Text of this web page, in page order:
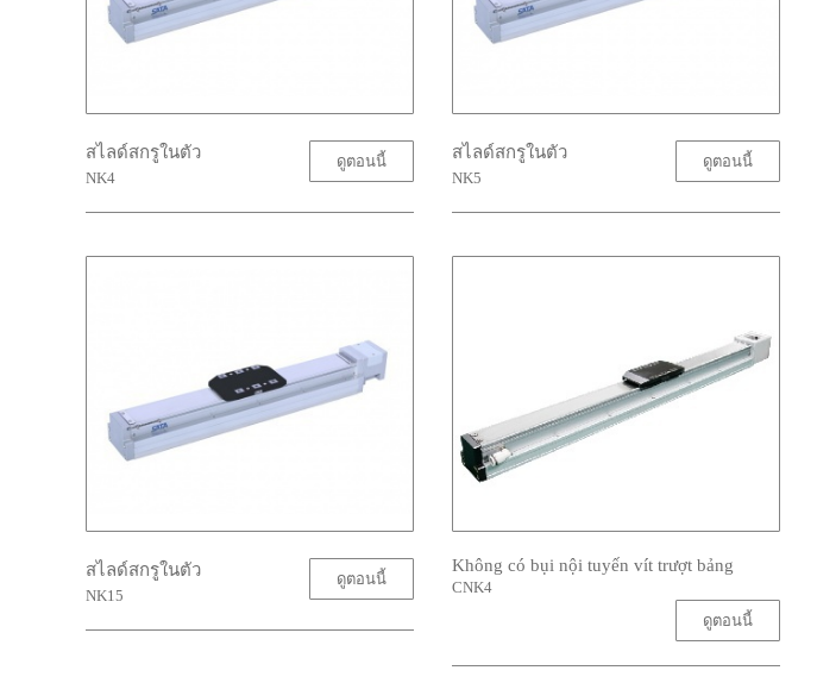
สไลด์สกรูในตัว
NK4
ดูตอนนี้ สไลด์สกรูในตัว
NK5
ดูตอนนี้
สไลด์สกรูในตัว
NK15
ดูตอนนี้
Không có bụi nội tuyến vít trượt bảng
CNK4
ดูตอนนี้